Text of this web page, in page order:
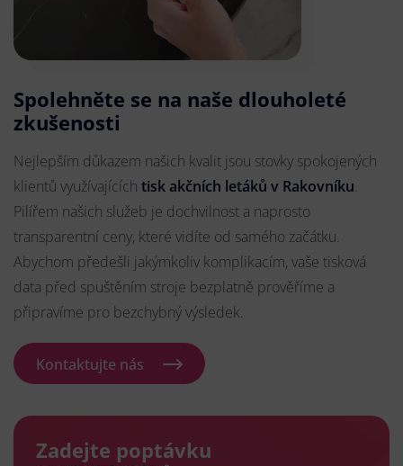
Spolehněte se na naše dlouholeté
zkušenosti
Nejlepším důkazem našich kvalit jsou stovky spokojených
klientů využívajících tisk akčních letáků v Rakovníku.
Pilířem našich služeb je dochvilnost a naprosto
transparentní ceny, které vidíte od samého začátku.
Abychom předešli jakýmkoliv komplikacím, vaše tisková
data před spuštěním stroje bezplatně prověříme a
připravíme pro bezchybný výsledek.
Kontaktujte nás
Zadejte poptávku